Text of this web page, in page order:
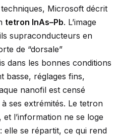
Microsoft décrit
tetron InAs–Pb. L’image
supraconducteurs en
de “dorsale”
dans les bonnes conditions
basse, réglages fins,
nanofil est censé
ses extrémités. Le tetron
l’information ne se loge
elle se répartit, ce qui rend